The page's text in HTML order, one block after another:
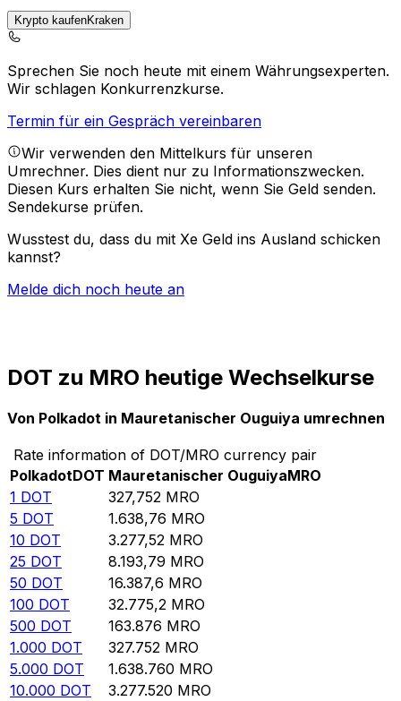
Krypto kaufenKraken
Sprechen Sie noch heute mit einem Währungsexperten.
Wir schlagen Konkurrenzkurse.
Termin für ein Gespräch vereinbaren
Wir verwenden den Mittelkurs für unseren
Umrechner. Dies dient nur zu Informationszwecken.
Diesen Kurs erhalten Sie nicht, wenn Sie Geld senden.
Sendekurse prüfen.
Wusstest du, dass du mit Xe Geld ins Ausland schicken
kannst?
Melde dich noch heute an
DOT zu MRO heutige Wechselkurse
Von Polkadot in Mauretanischer Ouguiya umrechnen
Rate information of DOT/MRO currency pair
PolkadotDOT Mauretanischer OuguiyaMRO
1 DOT 327,752 MRO
5 DOT 1.638,76 MRO
10 DOT 3.277,52 MRO
25 DOT 8.193,79 MRO
50 DOT 16.387,6 MRO
100 DOT 32.775,2 MRO
500 DOT 163.876 MRO
1.000 DOT 327.752 MRO
5.000 DOT 1.638.760 MRO
10.000 DOT 3.277.520 MRO